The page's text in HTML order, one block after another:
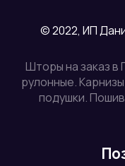
© 2022, ИП
Шторы на заказ в
рулонные.
подушки.